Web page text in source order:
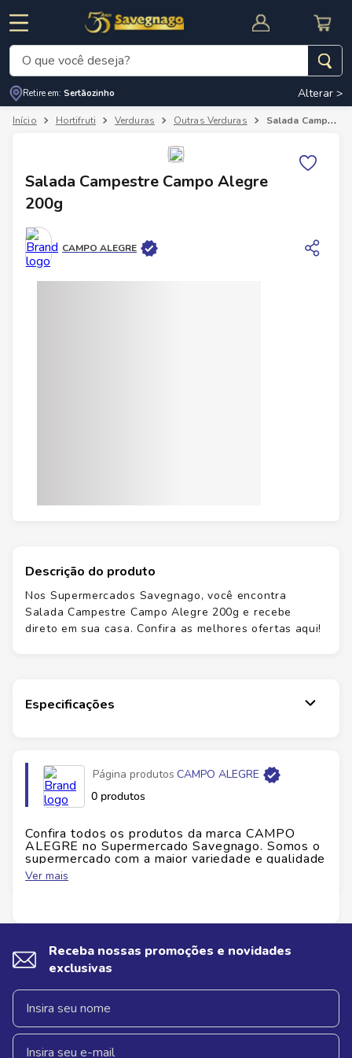
CUPOM DE DESCONTO
O que você deseja?
Retire em: Sertãozinho Alterar >
Hortifruti Verduras Outras Verduras Salada Campestre Campo Alegre 200g
Salada Campestre Campo Alegre
200g
CAMPO ALEGRE
Descrição do produto
Nos Supermercados Savegnago, você encontra
Salada Campestre Campo Alegre 200g e recebe
direto em sua casa. Confira as melhores ofertas aqui!
Especificações
Página produtos CAMPO ALEGRE
0 produtos
Confira todos os produtos da marca CAMPO
ALEGRE no Supermercado Savegnago. Somos o
supermercado com a maior variedade e qualidade
do Brasil!
Ver mais
Receba nossas promoções e novidades
exclusivas
Termos mais buscados
3º
cerveja
carne
5º arroz